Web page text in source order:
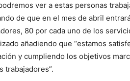
ver a estas personas
de que en el mes de abril
80 por cada uno de los
añadiendo que “estamos
y cumpliendo los objetivos
trabajadores”.